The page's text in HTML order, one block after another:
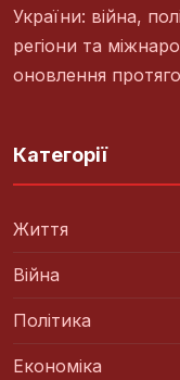
України: війна,
регіони та
оновлення
Категорії
Життя
Війна
Політика
Економіка